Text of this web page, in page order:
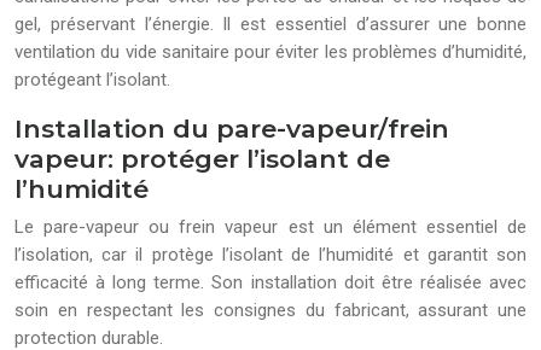
gel, préservant l’énergie. Il est essentiel d’assurer une bonne
ventilation du vide sanitaire pour éviter les problèmes d’humidité,
protégeant l’isolant.
Installation du pare-vapeur/frein
vapeur: protéger l’isolant de
l’humidité
Le pare-vapeur ou frein vapeur est un élément essentiel de
l’isolation, car il protège l’isolant de l’humidité et garantit son
efficacité à long terme. Son installation doit être réalisée avec
soin en respectant les consignes du fabricant, assurant une
protection durable.